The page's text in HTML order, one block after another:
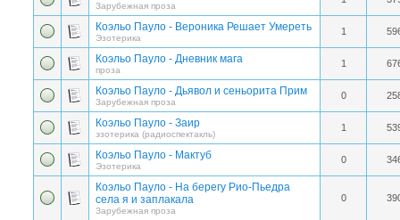
Зарубежная проза
Коэльо Пауло - Вероника Решает Умереть
Эзотерика
1
Коэльо Пауло - Дневник мага
проза
1
Коэльо Пауло - Дьявол и сеньорита Прим
Зарубежная проза
0
Коэльо Пауло - Заир
эзотерика (радиоспектакль)
1
Коэльо Пауло - Мактуб
Эзотерика
0
Коэльо Пауло - На берегу Рио-Пьедра
села я и заплакала
Зарубежная проза
0